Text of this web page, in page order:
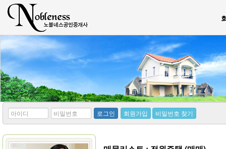
*
아
디
*
비
번
호
로그인 회원가입 비밀번호 찾기